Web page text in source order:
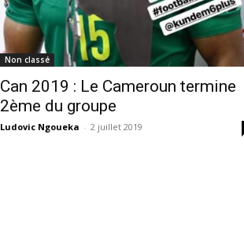
Non classé
Can 2019 : Le Cameroun termine
2ème du groupe
Ludovic Ngoueka - 2 juillet 2019